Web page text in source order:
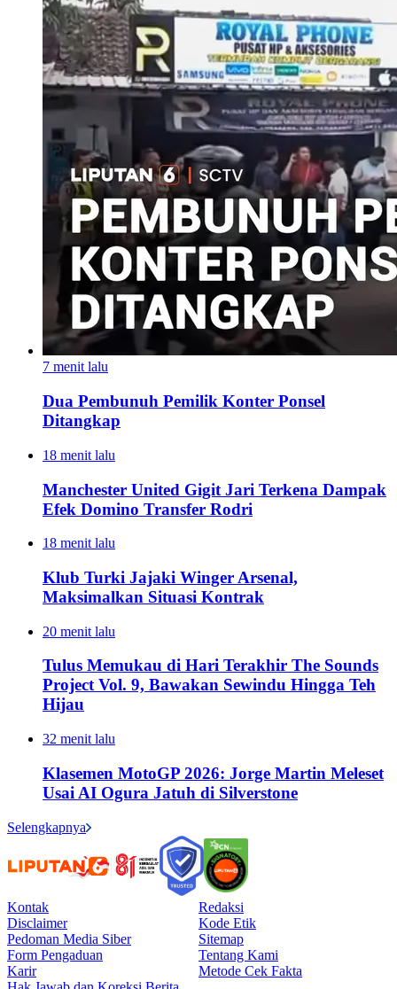
7 menit lalu
Dua Pembunuh Pemilik Konter Ponsel
Ditangkap
18 menit lalu
Manchester United Gigit Jari Terkena Dampak
Efek Domino Transfer Rodri
18 menit lalu
Klub Turki Jajaki Winger Arsenal,
Maksimalkan Situasi Kontrak
20 menit lalu
Tulus Memukau di Hari Terakhir The Sounds
Project Vol. 9, Bawakan Sewindu Hingga Teh
Hijau
32 menit lalu
Klasemen MotoGP 2026: Jorge Martin Meleset
Usai AI Ogura Jatuh di Silverstone
Selengkapnya
Kontak
Redaksi
Disclaimer
Kode Etik
Pedoman Media Siber
Sitemap
Form Pengaduan
Tentang Kami
Karir
Metode Cek Fakta